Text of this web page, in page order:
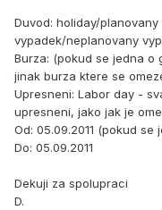
Duvod: holiday/
vypadek/neplanovany
Burza: (pokud se jedna o
jinak burza ktere se
Upresneni: Labor day -
upresneni, jako jak je
Od: 05.09.2011 (pokud
Do: 05.09.2011
Dekuji za spolupraci
D.